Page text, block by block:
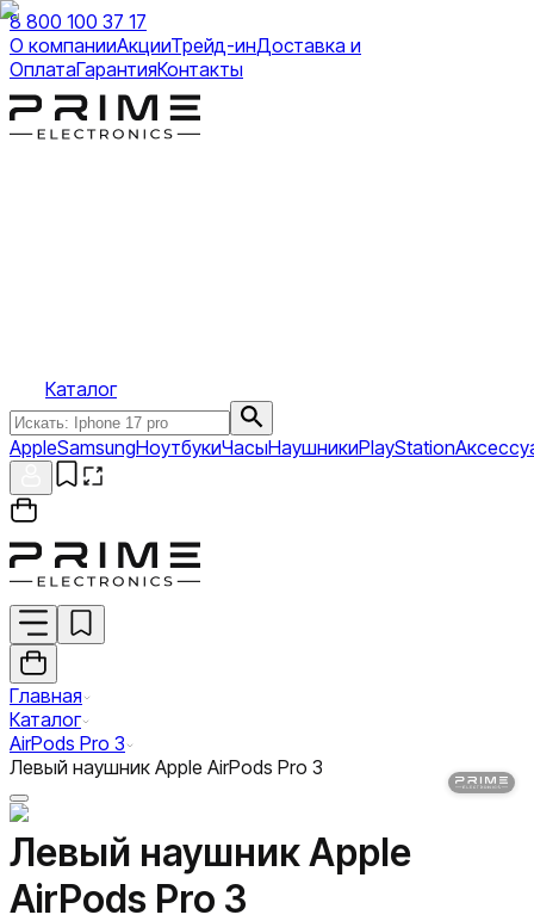
8 800 100 37 17
О компанииАкцииТрейд-инДоставка и
ОплатаГарантияКонтакты
Каталог
AppleSamsungНоутбукиЧасыНаушникиPlayStation
Главная
Каталог
AirPods Pro 3
Левый наушник Apple AirPods Pro 3
Левый наушник Apple
AirPods Pro 3